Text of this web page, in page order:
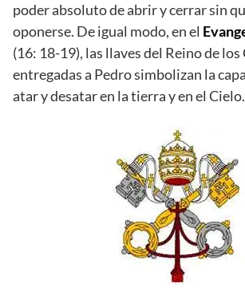
poder absoluto de abrir y cerrar sin
oponerse. De igual modo, en el
(16: 18-19), las llaves del Reino de los
entregadas a Pedro simbolizan la
atar y desatar en la tierra y en el Cielo.